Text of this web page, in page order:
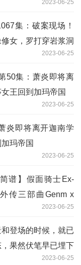
2023-06-25
集：破案现场！
女，罗打穿岩浆洞
2023-06-25
50集：萧炎即将离
王回到加玛帝国
2023-06-25
炎即将离开迦南学
玛帝国
2023-06-25
谱】假面骑士Ex-
传三部曲Genm x
2023-06-25
登场的时候，就已
果然伏笔早已埋下
2023-06-25